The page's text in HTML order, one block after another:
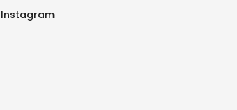
Instagram